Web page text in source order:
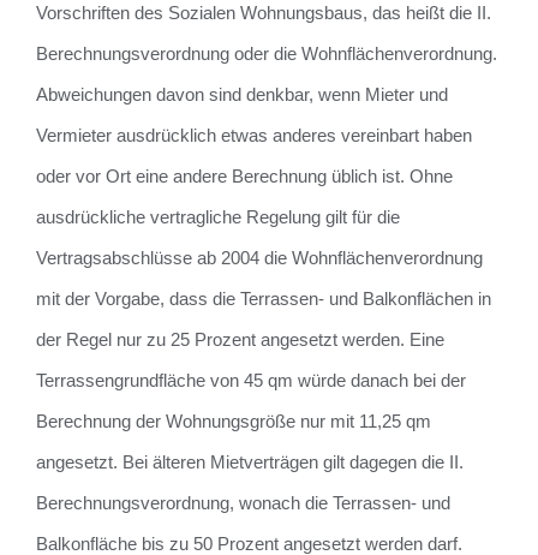
Vorschriften des Sozialen Wohnungsbaus, das heißt die II.
Berechnungsverordnung oder die Wohnflächenverordnung.
Abweichungen davon sind denkbar, wenn Mieter und
Vermieter ausdrücklich etwas anderes vereinbart haben
oder vor Ort eine andere Berechnung üblich ist. Ohne
ausdrückliche vertragliche Regelung gilt für die
Vertragsabschlüsse ab 2004 die Wohnflächenverordnung
mit der Vorgabe, dass die Terrassen- und Balkonflächen in
der Regel nur zu 25 Prozent angesetzt werden. Eine
Terrassengrundfläche von 45 qm würde danach bei der
Berechnung der Wohnungsgröße nur mit 11,25 qm
angesetzt. Bei älteren Mietverträgen gilt dagegen die II.
Berechnungsverordnung, wonach die Terrassen- und
Balkonfläche bis zu 50 Prozent angesetzt werden darf.